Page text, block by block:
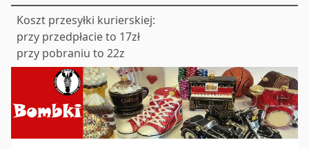
Koszt przesyłki kurierskiej:
przy przedpłacie to 17zł
przy pobraniu to 22z